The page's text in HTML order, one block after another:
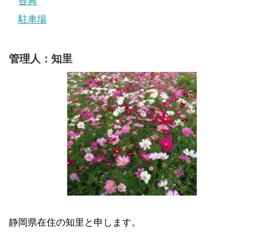
駐車場
管理人：知里
静岡県在住の知里と申します。